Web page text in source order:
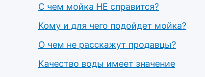
С чем мойка НЕ справится?
Кому и для чего подойдет мойка?
О чем не расскажут продавцы?
Качество воды имеет значение